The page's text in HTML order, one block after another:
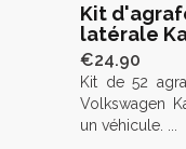
Kit
latérale
€24.90
Kit de 52
Volkswagen
un véhicule. ...